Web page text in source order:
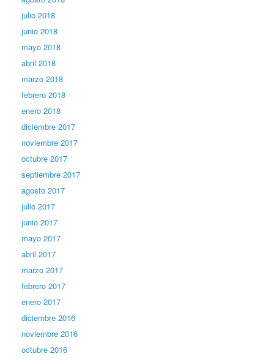
julio 2018
junio 2018
mayo 2018
abril 2018
marzo 2018
febrero 2018
enero 2018
diciembre 2017
noviembre 2017
octubre 2017
septiembre 2017
agosto 2017
julio 2017
junio 2017
mayo 2017
abril 2017
marzo 2017
febrero 2017
enero 2017
diciembre 2016
noviembre 2016
octubre 2016